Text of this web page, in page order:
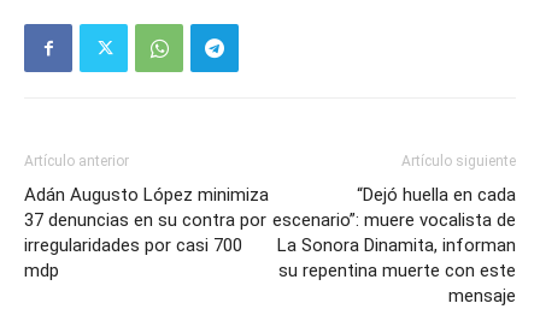
Artículo anterior
Adán Augusto López minimiza
37 denuncias en su contra por
irregularidades por casi 700
mdp
Artículo siguiente
“Dejó huella en cada
escenario”: muere vocalista de
La Sonora Dinamita, informan
su repentina muerte con este
mensaje